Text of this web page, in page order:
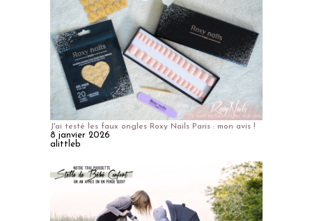
J'ai testé les faux ongles Roxy Nails Paris : mon avis !
8 janvier 2026
alittleb